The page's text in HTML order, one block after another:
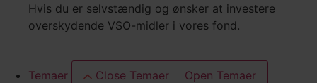
Hvis du er selvstændig og ønsker at investere
overskydende VSO-midler i vores fond.
Temaer Close Temaer
Open Temaer